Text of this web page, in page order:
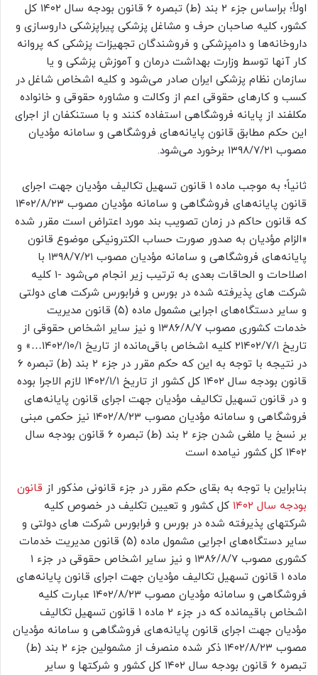
اولاً؛ براساس جزء ۲ بند (ط) تبصره ۶ قانون بودجه سال ۱۴۰۲ کل
کشور، کلیه صاحبان حرف و مشاغل پزشکی پیراپزشکی داروسازی و
داروخانه‌ها و دامپزشکی و فروشندگان تجهیزات پزشکی که پروانه
کار آنها توسط وزارت بهداشت درمان و آموزش پزشکی و یا
سازمان نظام پزشکی ایران صادر می‌شود و کلیه اشخاص شاغل در
کسب و کارهای حقوقی اعم از وکالت و مشاوره حقوقی و خانواده
مکلفند از پایانه فروشگاهی استفاده کنند و با مستنکفان از اجرای
این حکم مطابق قانون پایانه‌های فروشگاهی و سامانه مؤدیان
مصوب ۱۳۹۸/۷/۲۱ برخورد می‌شود.
ثانیاً؛ به موجب ماده ۱ قانون تسهیل تکالیف مؤدیان جهت اجرای
قانون پایانه‌های فروشگاهی و سامانه مؤدیان مصوب ۱۴۰۲/۸/۲۳
که قانون حاکم در زمان تصویب بند مورد اعتراض است مقرر شده
«الزام مؤدیان به صدور صورت حساب الکترونیکی موضوع قانون
پایانه‌های فروشگاهی و سامانه مؤدیان مصوب ۱۳۹۸/۷/۲۱ با
اصلاحات و الحاقات بعدی به ترتیب زیر انجام می‌شود -۱ کلیه
شرکت های پذیرفته شده در بورس و فرابورس شرکت های دولتی
و سایر دستگاه‌های اجرایی مشمول ماده (۵) قانون مدیریت
خدمات کشوری مصوب ۱۳۸۶/۸/۷ و نیز سایر اشخاص حقوقی از
تاریخ ۲۱۴۰۲/۷/۱ کلیه اشخاص باقی‌مانده از تاریخ ۱۴۰۲/۱۰/۱…» و
در نتیجه با توجه به این که حکم مقرر در جزء ۲ بند (ط) تبصره ۶
قانون بودجه سال ۱۴۰۲ کل کشور از تاریخ ۱۴۰۲/۱/۱ لازم الاجرا بوده
و در قانون تسهیل تکالیف مؤدیان جهت اجرای قانون پایانه‌های
فروشگاهی و سامانه مؤدیان مصوب ۱۴۰۲/۸/۲۳ نیز حکمی مبنی
بر نسخ یا ملغی شدن جزء ۲ بند (ط) تبصره ۶ قانون بودجه سال
۱۴۰۲ کل کشور نیامده است
بنابراین با توجه به بقای حکم مقرر در جزء قانونی مذکور از قانون
بودجه سال ۱۴۰۲
کل کشور و تعیین تکلیف در خصوص کلیه
شرکتهای پذیرفته شده در بورس و فرابورس شرکت های دولتی و
سایر دستگاه‌های اجرایی مشمول ماده (۵) قانون مدیریت خدمات
کشوری مصوب ۱۳۸۶/۸/۷ و نیز سایر اشخاص حقوقی در جزء ۱
ماده ۱ قانون تسهیل تکالیف مؤدیان جهت اجرای قانون پایانه‌های
فروشگاهی و سامانه مؤدیان مصوب ۱۴۰۲/۸/۲۳ عبارت کلیه
اشخاص باقیمانده که در جزء ۲ ماده ۱ قانون تسهیل تکالیف
مؤدیان جهت اجرای قانون پایانه‌های فروشگاهی و سامانه مؤدیان
مصوب ۱۴۰۲/۸/۲۳ ذکر شده منصرف از مشمولین جزء ۲ بند (ط)
تبصره ۶ قانون بودجه سال ۱۴۰۲ کل کشور و شرکتها و سایر